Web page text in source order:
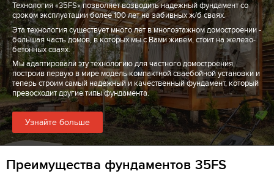
Технология «35FS» позволяет возводить надежный фундамент со
сроком эксплуатации более 100 лет на забивных ж/б сваях.
Эта технология существует много лет в многоэтажном домостроении -
большая часть домов, в которых мы с Вами живем, стоит на железо-
бетонных сваях.
Мы адаптировали эту технологию для частного домостроения,
построив первую в мире модель компактной сваебойной установки и
теперь строим самый надежный и качественный фундамент, который
превосходит другие типы фундамента.
Узнайте больше
Преимущества фундаментов 35FS